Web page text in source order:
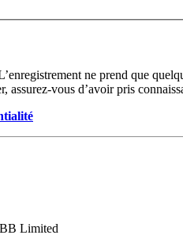
ne prend que
assurez-vous d’avoir pris
Limited